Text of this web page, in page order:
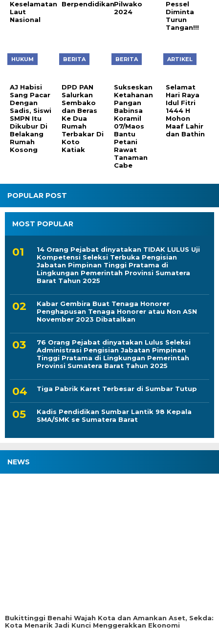
Keselamatan
Laut
Nasional
BerpendidikanPilwako
2024
Pessel
Diminta
Turun
Tangan!!!
HUKUM
AJ Habisi
Sang Pacar
Dengan
Sadis, Siswi
SMPN Itu
Dikubur Di
Belakang
Rumah
Kosong
BERITA
DPD PAN
Salurkan
Sembako
dan Beras
Ke Dua
Rumah
Terbakar Di
Koto
Katiak
BERITA
Sukseskan
Ketahanan
Pangan
Babinsa
Koramil
07/Maos
Bantu
Petani
Rawat
Tanaman
Cabe
ARTIKEL
Selamat
Hari Raya
Idul Fitri
1444 H
Mohon
Maaf Lahir
dan Bathin
POPULAR POST
MOST POPULAR
14 Orang Pejabat dinyatakan TIDAK LULUS Uji
Kompetensi Seleksi Terbuka Pengisian
Jabatan Pimpinan Tinggi Pratama di
Lingkungan Pemerintah Provinsi Sumatera
Barat Tahun 2025
Kabar Gembira Buat Tenaga Honorer
Penghapusan Tenaga Honorer atau Non ASN
November 2023 Dibatalkan
76 Orang Pejabat dinyatakan Lulus Seleksi
Administrasi Pengisian Jabatan Pimpinan
Tinggi Pratama di Lingkungan Pemerintah
Provinsi Sumatera Barat Tahun 2025
Tiga Pabrik Karet Terbesar di Sumbar Tutup
Kadis Pendidikan Sumbar Lantik 98 Kepala
SMA/SMK se Sumatera Barat
NEWS
Bukittinggi Benahi Wajah Kota dan Amankan Aset, Sekda:
Kota Menarik Jadi Kunci Menggerakkan Ekonomi